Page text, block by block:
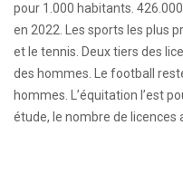
pour 1.000 habitants.
en 2022. Les sports les plus
et le tennis. Deux tiers des
des hommes. Le football
hommes. L’équitation l’est
étude, le nombre de licences